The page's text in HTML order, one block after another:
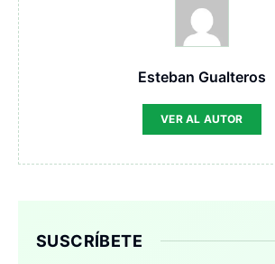
Esteban Gualteros
VER AL AUTOR
SUSCRÍBETE